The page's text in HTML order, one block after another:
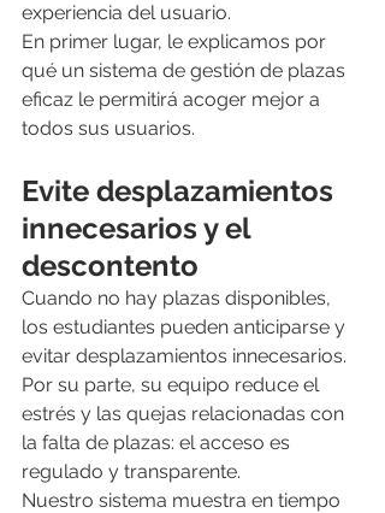
experiencia del usuario.
En primer lugar, le explicamos por
qué un sistema de gestión de plazas
eficaz le permitirá acoger mejor a
todos sus usuarios.
Evite desplazamientos
innecesarios y el
descontento
Cuando no hay plazas disponibles,
los estudiantes pueden anticiparse y
evitar desplazamientos innecesarios.
Por su parte, su equipo reduce el
estrés y las quejas relacionadas con
la falta de plazas: el acceso es
regulado y transparente.
Nuestro sistema muestra en tiempo